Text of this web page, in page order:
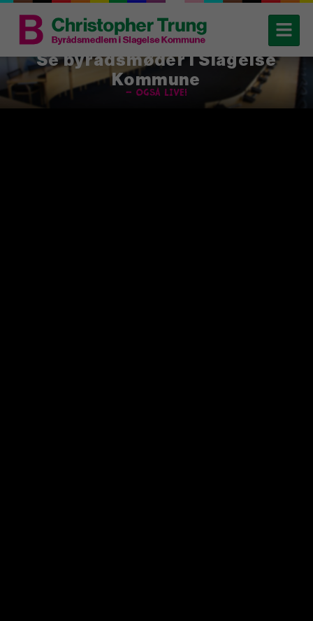
Se byrådsmøder i Slagelse
Kommune
– også live!